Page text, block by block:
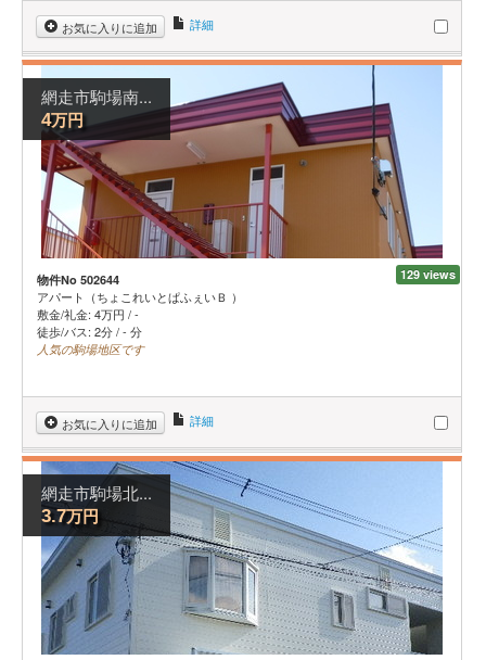
お気に入りに追加 詳細
網走市駒場南...
4万円
129 views
物件No 502644
アパート（ちょこれいとぱふぇいＢ ）
敷金/礼金: 4万円 /-
徒歩/バス: 2分 / - 分
人気の駒場地区です
お気に入りに追加 詳細
網走市駒場北...
3.7万円